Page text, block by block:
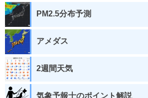
PM2.5分布予測
アメダス
2週間天気
気象予報士のポイント解説